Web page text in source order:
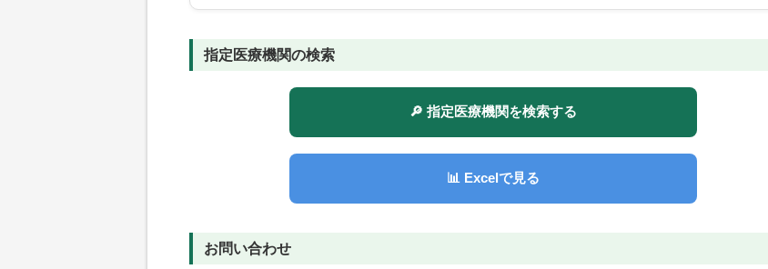
指定医療機関の検索
🔎 指定医療機関を検索する
📊 Excelで見る
お問い合わせ